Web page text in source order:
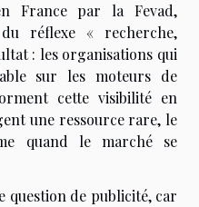
France par la Fevad,
réflexe « recherche,
: les organisations qui
sur les moteurs de
cette visibilité en
une ressource rare, le
quand le marché se
question de publicité, car